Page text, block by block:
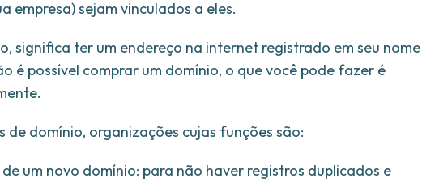
empresa) sejam vinculados a eles.
significa ter um endereço na internet registrado em seu nome
é possível comprar um domínio, o que você pode fazer é
de domínio, organizações cujas funções são:
um novo domínio: para não haver registros duplicados e